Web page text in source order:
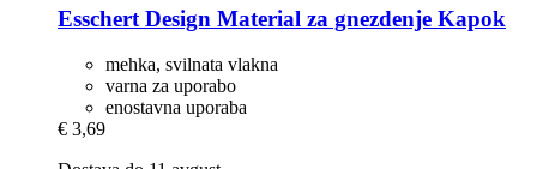
Esschert Design Material za gnezdenje Kapok
mehka, svilnata vlakna
varna za uporabo
enostavna uporaba
€ 3,69